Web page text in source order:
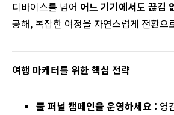
디바이스를 넘어 어느 기기에서도 끊김
공해, 복잡한 여정을 자연스럽게 전환으
여행 마케터를 위한 핵심 전략
풀 퍼널 캠페인을 운영하세요 : 영